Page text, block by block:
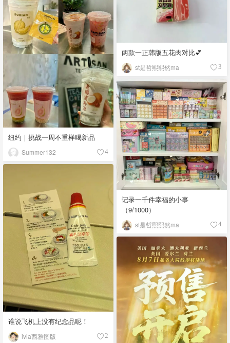
两款一正韩版五花肉对比💕
st是哲熙熙然ma 3
纽约｜挑战一周不重样喝新品
Summer132 4
记录一千件幸福的小事
（9/1000）
st是哲熙熙然ma 4
谁说飞机上没有纪念品呢！
ivia西雅图版 2